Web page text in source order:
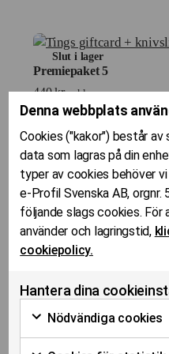
Slut i lager
Premiepaket 5
440kr exkl. moms
Denna webbplats
Cookies ("kakor") består
data som lagras på din
typer av cookies behöver
e-Profil Svenska AB, orgnr.
följande slags cookies. För
använder och lagringstid,
cookiepolicy.
Hantera dina
Nödvändiga cookies
Markera för